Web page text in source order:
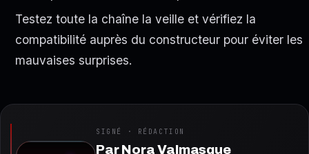
Testez toute la chaîne la veille et vérifiez la
compatibilité auprès du constructeur pour éviter les
mauvaises surprises.
SIGNÉ · RÉDACTION
ParNora Valmasque